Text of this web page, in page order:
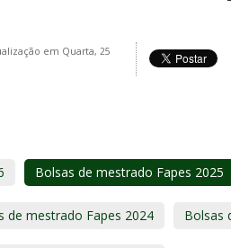
em Quarta, 25
Bolsas de mestrado Fapes 2025
de mestrado Fapes 2024 Bolsas